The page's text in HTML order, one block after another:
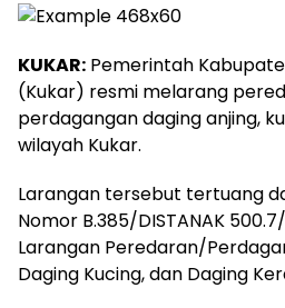
KUKAR: Pemerintah
(Kukar) resmi melarang
perdagangan daging anjing,
wilayah Kukar.
Larangan tersebut tertuang
Nomor B.385/DISTANAK
Larangan Peredaran/
Daging Kucing, dan Daging